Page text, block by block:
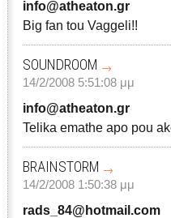
info@atheaton.gr
Big fan tou Vaggeli!!
SOUNDROOM
14/2/2008 5:51:08 μμ
info@atheaton.gr
Telika emathe apo pou
BRAINSTORM
14/2/2008 1:50:38 μμ
rads_84@hotmail.com